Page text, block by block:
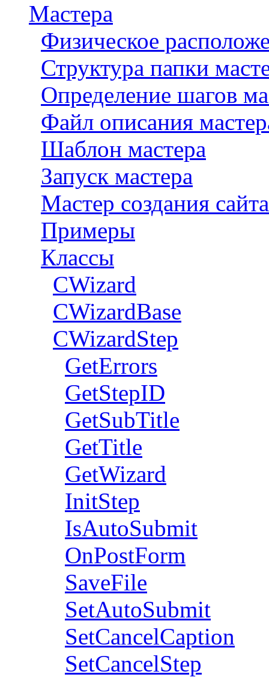
Мастера
Физическое
Структура папки
Определение шагов
Файл описания
Шаблон мастера
Запуск мастера
Мастер создания сайта
Примеры
Классы
CWizard
СWizardBase
CWizardStep
GetErrors
GetStepID
GetSubTitle
GetTitle
GetWizard
InitStep
IsAutoSubmit
OnPostForm
SaveFile
SetAutoSubmit
SetCancelCaption
SetCancelStep